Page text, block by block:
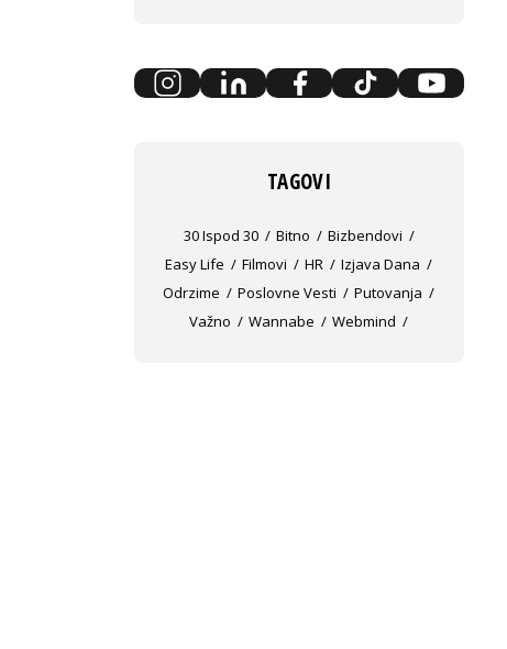
TAGOVI
30 Ispod 30 Bitno
Bizbendovi
Easy Life
Filmovi HR
Izjava Dana
Odrzime
Poslovne Vesti
Putovanja
Važno
Wannabe Webmind